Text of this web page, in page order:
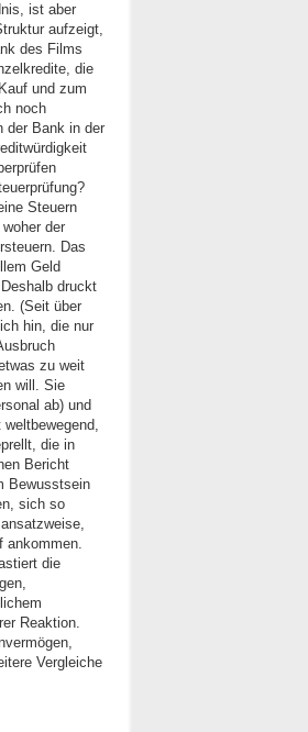
ist aber
aufzeigt,
des Films
die
und zum
noch
der Bank in der
Steuern
der
Das
Geld
druckt
(Seit über
hin, die nur
zu weit
will. Sie
ab) und
die in
Bericht
Bewusstsein
sich so
ankommen.
die
Reaktion.
Vergleiche